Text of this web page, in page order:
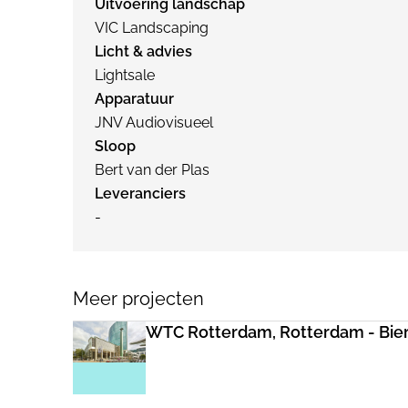
Uitvoering landschap
VIC Landscaping
Licht & advies
Lightsale
Apparatuur
JNV Audiovisueel
Sloop
Bert van der Plas
Leveranciers
-
Meer projecten
WTC Rotterdam, Rotterdam -